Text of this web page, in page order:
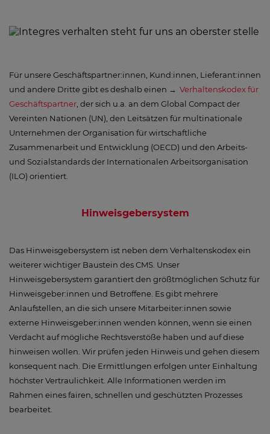
Für unsere Geschäftspartner:innen, Kund:innen, Lieferant:innen
und andere Dritte gibt es deshalb einen
Verhaltenskodex für
Geschäftspartner , der sich u.a. an dem Global Compact der
Vereinten Nationen (UN), den Leitsätzen für multinationale
Unternehmen der Organisation für wirtschaftliche
Zusammenarbeit und Entwicklung (OECD) und den Arbeits-
und Sozialstandards der Internationalen Arbeitsorganisation
(ILO) orientiert.
Hinweisgebersystem
Das Hinweisgebersystem ist neben dem Verhaltenskodex ein
weiterer wichtiger Baustein des CMS. Unser
Hinweisgebersystem garantiert den größtmöglichen Schutz für
Hinweisgeber:innen und Betroffene. Es gibt mehrere
Anlaufstellen, an die sich unsere Mitarbeiter:innen sowie
externe Hinweisgeber:innen wenden können, wenn sie einen
Verdacht auf mögliche Rechtsverstöße haben und auf diese
hinweisen wollen. Wir prüfen jeden Hinweis und gehen diesem
konsequent nach. Die Ermittlungen erfolgen unter Einhaltung
höchster Vertraulichkeit. Alle Informationen werden im
Rahmen eines fairen, schnellen und geschützten Prozesses
bearbeitet.